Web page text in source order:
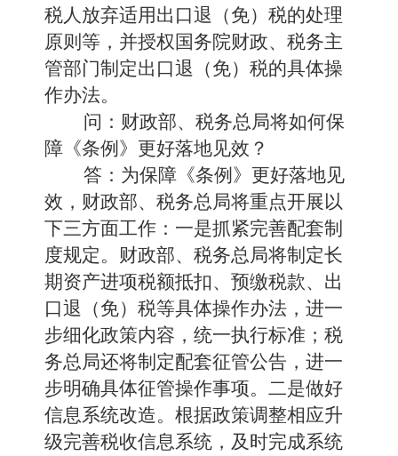
税人放弃适用出口退（免）税的处理
原则等，并授权国务院财政、税务主
管部门制定出口退（免）税的具体操
作办法。
问：财政部、税务总局将如何保
障《条例》更好落地见效？
答：为保障《条例》更好落地见
效，财政部、税务总局将重点开展以
下三方面工作：一是抓紧完善配套制
度规定。财政部、税务总局将制定长
期资产进项税额抵扣、预缴税款、出
口退（免）税等具体操作办法，进一
步细化政策内容，统一执行标准；税
务总局还将制定配套征管公告，进一
步明确具体征管操作事项。二是做好
信息系统改造。根据政策调整相应升
级完善税收信息系统，及时完成系统